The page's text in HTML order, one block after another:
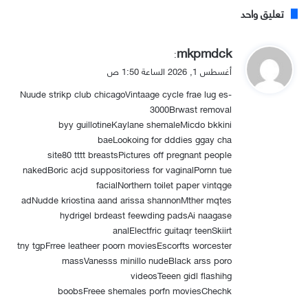
تعليق واحد
ي
ق
و
ل
mkpmdck
:
أغسطس 1, 2026 الساعة 1:50 ص
Nuude strikp club chicagoVintaage cycle frae lug es-
3000Brwast removal
byy guillotineKaylane shemaleMicdo bkkini
baeLookoing for dddies ggay cha
site80 tttt breastsPictures off pregnant people
nakedBoric acjd suppositoriess for vaginalPornn tue
facialNorthern toilet paper vintqge
adNudde kriostina aand arissa shannonMther mqtes
hydrigel brdeast feewding padsAi naagase
analElectfric guitaqr teenSkiirt
tny tgpFrree leatheer poorn moviesEscorfts worcester
massVanesss minillo nudeBlack arss poro
videosTeeen gidl flashihg
boobsFreee shemales porfn moviesChechk